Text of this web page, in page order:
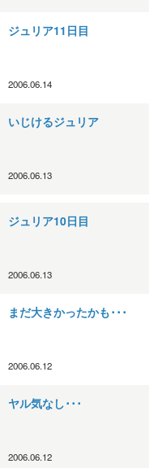
ジュリア11日目
2006.06.14
いじけるジュリア
2006.06.13
ジュリア10日目
2006.06.13
まだ大きかったかも･･･
2006.06.12
ヤル気なし･･･
2006.06.12